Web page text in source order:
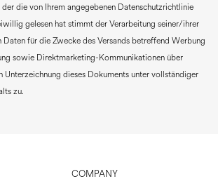
die von Ihrem angegebenen Datenschutzrichtlinie
gelesen hat stimmt der Verarbeitung seiner/ihrer
Daten für die Zwecke des Versands betreffend Werbung
sowie Direktmarketing-Kommunikationen über
Unterzeichnung dieses Dokuments unter vollständiger
zu.
COMPANY